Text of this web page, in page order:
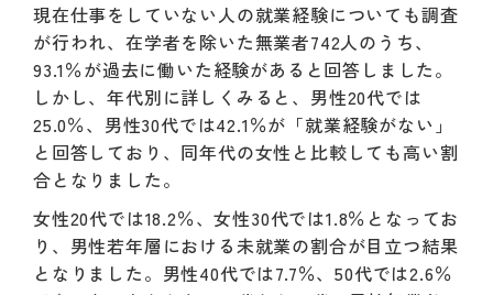
現在仕事をしていない人の就業経験についても調査
が行われ、在学者を除いた無業者742人のうち、
93.1％が過去に働いた経験があると回答しました。
しかし、年代別に詳しくみると、男性20代では
25.0％、男性30代では42.1％が「就業経験がない」
と回答しており、同年代の女性と比較しても高い割
合となりました。
女性20代では18.2％、女性30代では1.8％となってお
り、男性若年層における未就業の割合が目立つ結果
となりました。男性40代では7.7％、50代では2.6％